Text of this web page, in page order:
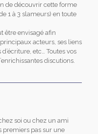
de découvrir cette forme
1 à 3 slameurs) en toute
être envisagé afin
acteurs, ses liens
etc… Toutes vos
discutions.
soi ou chez un ami
premiers pas sur une